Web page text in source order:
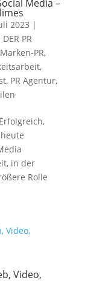
Media –
2023 |
DER PR
Marken-PR,
,
, PR Agentur,
in der
Rolle
Video,